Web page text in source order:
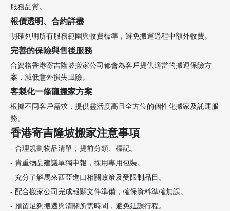
服務品質。
報價透明、合約詳盡
明確列明所有服務範圍與收費標準，避免搬運過程中額外收費。
完善的保險與售後服務
合資格香港寄吉隆坡搬家公司都會為客戶提供適當的搬運保險方
案，減低意外損失風險。
客製化一條龍搬家方案
根據不同客戶需求，提供靈活度高且全方位的個性化搬家及託運服
務。
香港寄吉隆坡搬家注意事項
- 合理規劃物品清單，提前分類、標記。
- 貴重物品建議單獨申報，採用專用包裝。
- 充分了解馬來西亞進口相關政策及受限制品目。
- 配合搬家公司完成報關文件準備，確保資料準確無誤。
- 預留足夠搬遷與清關所需時間，避免延誤行程。